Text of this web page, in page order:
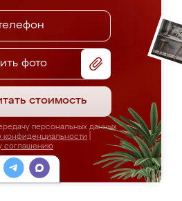
фото
стоимость
персональных данных
конфиденциальности
соглашению